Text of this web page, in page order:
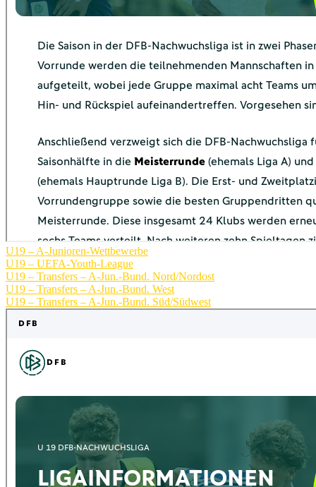
U19 – A-Junioren-Wettbewerbe
U19 – UEFA-Youth-League
U19 – Transfers – A-Jun.-Bund. Nord/Nordost
U19 – Transfers – A-Jun.-Bund. West
U19 – Transfers – A-Jun.-Bund. Süd/Südwest